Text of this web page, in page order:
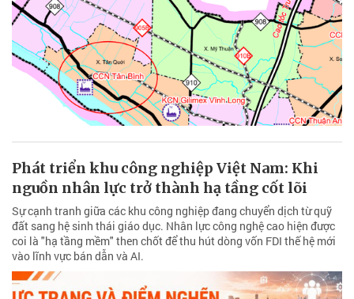
Phát triển khu công nghiệp Việt Nam: Khi
nguồn nhân lực trở thành hạ tầng cốt lõi
Sự cạnh tranh giữa các khu công nghiệp đang chuyển dịch từ quỹ
đất sang hệ sinh thái giáo dục. Nhân lực công nghệ cao hiện được
coi là "hạ tầng mềm" then chốt để thu hút dòng vốn FDI thế hệ mới
vào lĩnh vực bán dẫn và AI.